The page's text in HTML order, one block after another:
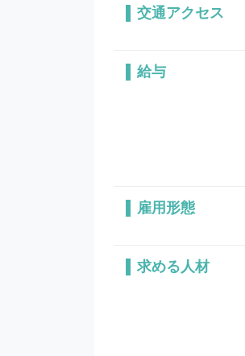
交通アクセス
給与
雇用形態
求める人材